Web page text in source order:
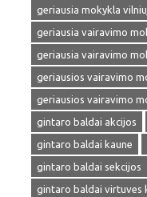
geriausia mokykla
geriausia vairavimo
geriausia vairavimo
geriausios vairavimo
geriausios vairavimo
gintaro baldai akcijos
gintaro baldai kaune
gintaro baldai sekcijos
gintaro baldai virtuves